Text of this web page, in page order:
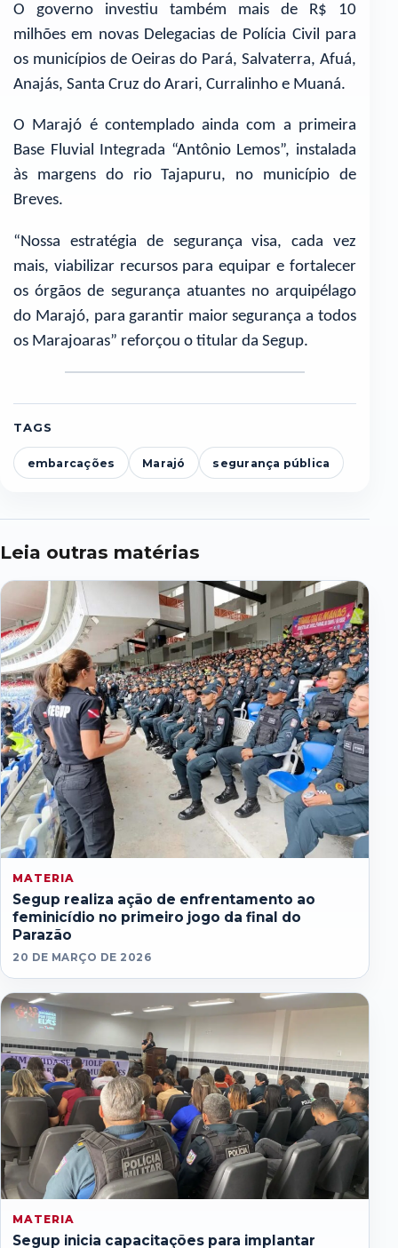
O governo investiu também mais de R$ 10
milhões em novas Delegacias de Polícia Civil para
os municípios de Oeiras do Pará, Salvaterra, Afuá,
Anajás, Santa Cruz do Arari, Curralinho e Muaná.
O Marajó é contemplado ainda com a primeira
Base Fluvial Integrada “Antônio Lemos”, instalada
às margens do rio Tajapuru, no município de
Breves.
“Nossa estratégia de segurança visa, cada vez
mais, viabilizar recursos para equipar e fortalecer
os órgãos de segurança atuantes no arquipélago
do Marajó, para garantir maior segurança a todos
os Marajoaras” reforçou o titular da Segup.
TAGS
embarcações Marajó segurança pública
Leia outras matérias
MATERIA
Segup realiza ação de enfrentamento ao
feminicídio no primeiro jogo da final do
Parazão
20 DE MARÇO DE 2026
MATERIA
Segup inicia capacitações para implantar